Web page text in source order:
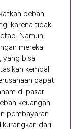
beban
karena tidak
Namun,
mereka
yang bisa
kembali
dapat
di pasar.
keuangan
pembayaran
dari